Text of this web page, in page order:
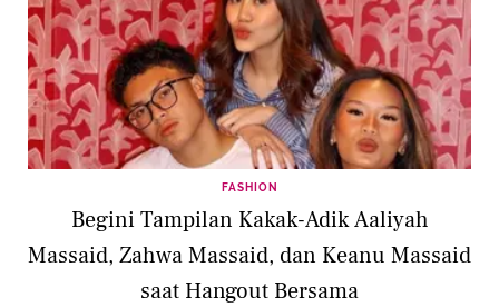
FASHION
Begini Tampilan Kakak-Adik Aaliyah
Massaid, Zahwa Massaid, dan Keanu Massaid
saat Hangout Bersama